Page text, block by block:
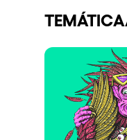
Our
Music